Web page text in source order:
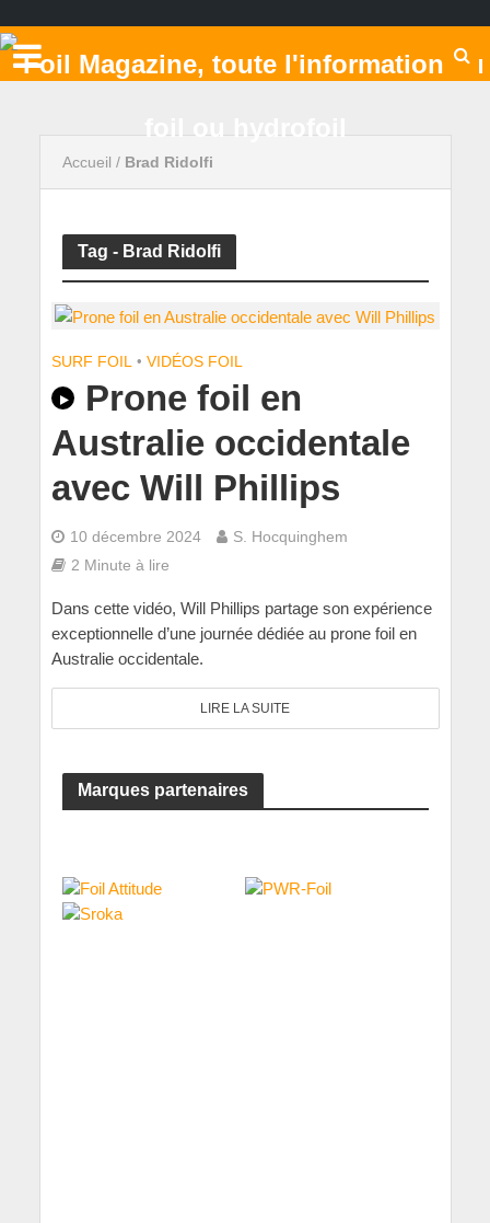
Accueil / Brad Ridolfi
Tag - Brad Ridolfi
SURF FOIL • VIDÉOS FOIL
Prone foil en
Australie occidentale
avec Will Phillips
10 décembre 2024
S. Hocquinghem
2 Minute à lire
Dans cette vidéo, Will Phillips partage son expérience
exceptionnelle d’une journée dédiée au prone foil en
Australie occidentale.
LIRE LA SUITE
Marques partenaires